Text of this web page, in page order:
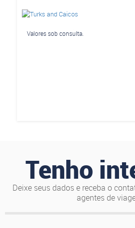
Valores sob consulta.
Tenho
Deixe seus dados e receba o
agentes de